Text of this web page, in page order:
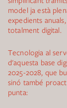
model ja està
expedients
totalment digital.
Tecnologia al
d'aquesta base
2025-2028, que
sinó també
punta: